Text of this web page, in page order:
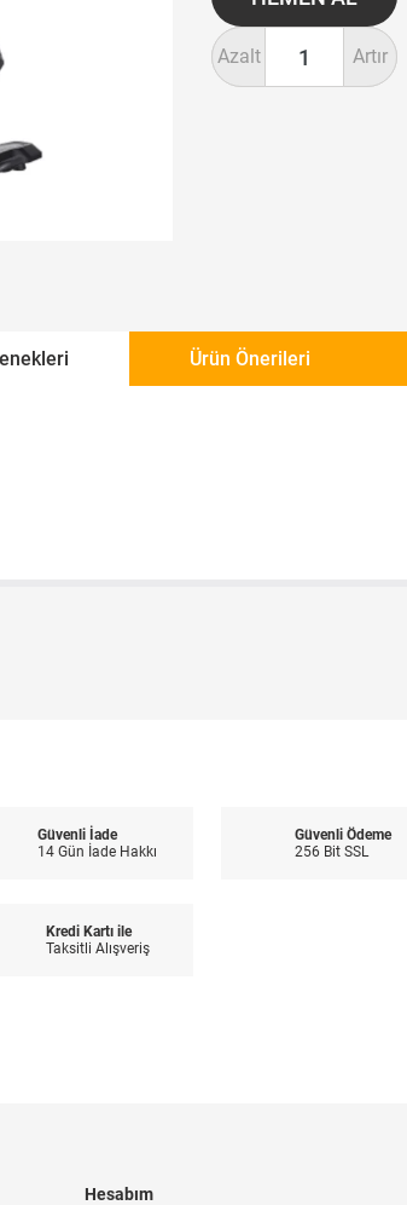
Artır
Azalt
Ürün Önerileri
Güvenli İade
14 Gün İade Hakkı
Güvenli Ödeme
256 Bit SSL
Kredi Kartı ile
Taksitli Alışveriş
Hesabım